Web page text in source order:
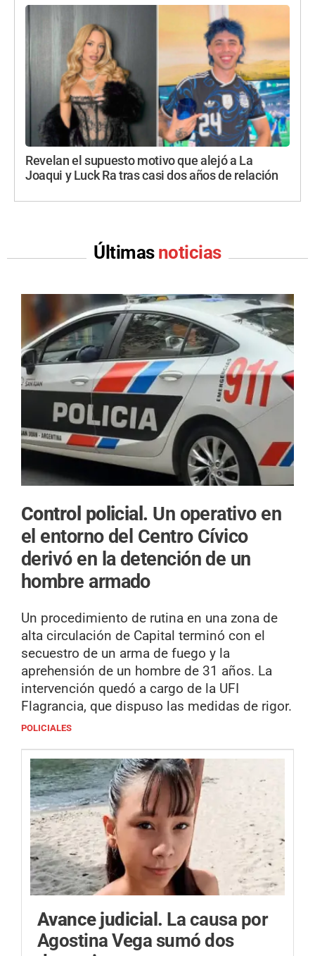
Revelan el supuesto motivo que alejó a La
Joaqui y Luck Ra tras casi dos años de relación
Últimas noticias
Control policial. Un operativo en
el entorno del Centro Cívico
derivó en la detención de un
hombre armado
Un procedimiento de rutina en una zona de
alta circulación de Capital terminó con el
secuestro de un arma de fuego y la
aprehensión de un hombre de 31 años. La
intervención quedó a cargo de la UFI
Flagrancia, que dispuso las medidas de rigor.
POLICIALES
Avance judicial. La causa por
Agostina Vega sumó dos